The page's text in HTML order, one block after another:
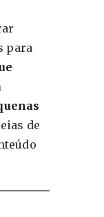
para
de